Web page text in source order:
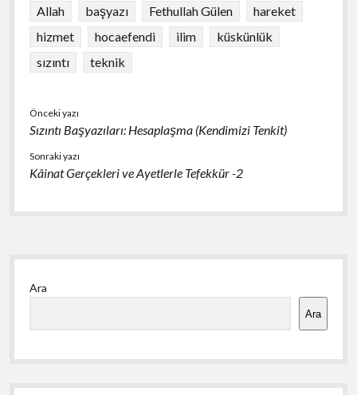
o
o
k
A
p
Allah başyazı Fethullah Gülen
hareket
hizmet
hocaefendi ilim
küskünlük
sızıntı
teknik
Önceki yazı
Sızıntı Başyazıları: Hesaplaşma (Kendimizi Tenkit)
Sonraki yazı
Kâinat Gerçekleri ve Ayetlerle Tefekkür -2
Yan
Menü
Ara
Ara